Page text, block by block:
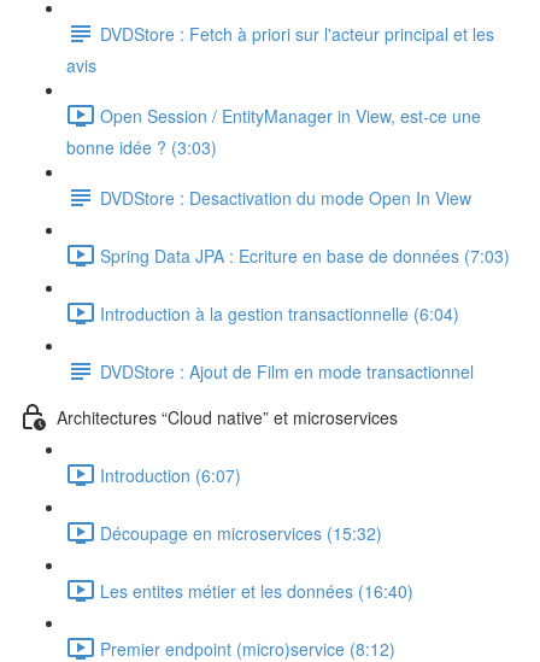
DVDStore : Fetch à priori sur l'acteur principal et les
avis
Open Session / EntityManager in View, est-ce une
bonne idée ? (3:03)
DVDStore : Desactivation du mode Open In View
Spring Data JPA : Ecriture en base de données (7:03)
Introduction à la gestion transactionnelle (6:04)
DVDStore : Ajout de Film en mode transactionnel
Architectures “Cloud native” et microservices
Introduction (6:07)
Découpage en microservices (15:32)
Les entites métier et les données (16:40)
Premier endpoint (micro)service (8:12)